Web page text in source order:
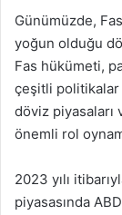
Günümüzde,
yoğun olduğu
Fas hükümeti,
çeşitli politikalar
döviz
önemli rol
2023 yılı
piyasasında